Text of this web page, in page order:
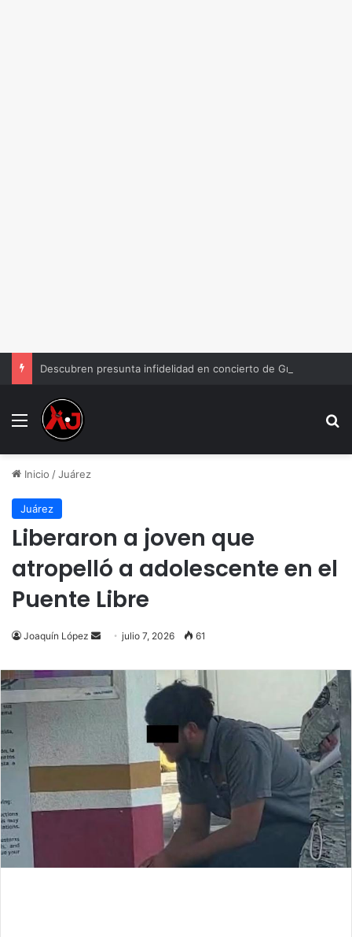
Menu
Inicio /Juárez
Juárez
Liberaron a joven que
atropelló a adolescente en el
Puente Libre
Joaquín López
Send
email
julio 7, 2026 61